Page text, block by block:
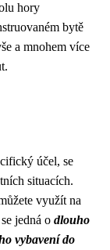
hory
bytě
a mnohem více
účel, se
situacích.
využít na
jedná o dlouho
vybavení do